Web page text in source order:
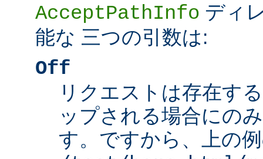
AcceptPathInfo ディ
能な 三つの引数は:
Off
リクエストは存在す
ップされる場合にの
す。ですから、上の